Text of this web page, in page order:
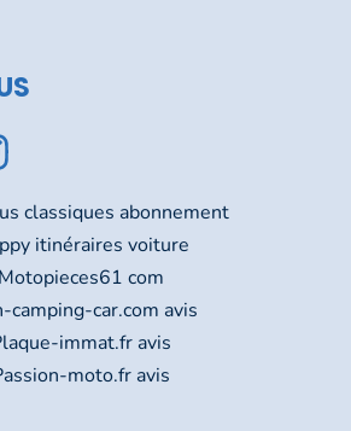
classiques abonnement
itinéraires voiture
Motopieces61 com
camping-car.com avis
immat.fr avis
moto.fr avis